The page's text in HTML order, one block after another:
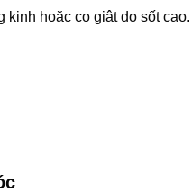
kinh hoặc co giật do sốt cao.